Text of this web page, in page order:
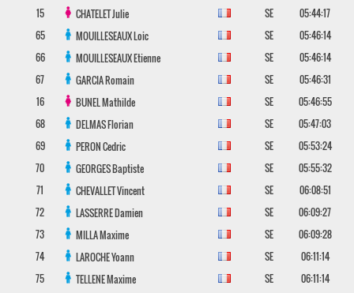
15
CHATELETJulie SE
05:44:17
65
MOUILLESEAUXLoic SE
05:46:14
66
MOUILLESEAUXEtienne SE
05:46:14
67
GARCIARomain SE
05:46:31
16
BUNELMathilde SE
05:46:55
68
DELMASFlorian SE
05:47:03
69
PERONCedric SE
05:53:24
70
GEORGESBaptiste SE
05:55:32
71
CHEVALLETVincent SE
06:08:51
72
LASSERREDamien SE
06:09:27
73
MILLAMaxime SE
06:09:28
74
LAROCHEYoann SE
06:11:14
75
TELLENEMaxime SE
06:11:14